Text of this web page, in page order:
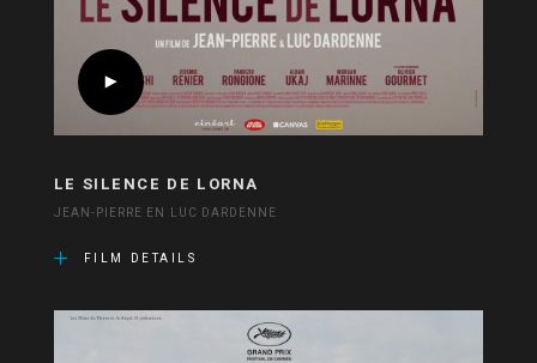
LE SILENCE DE LORNA
JEAN-PIERRE EN LUC DARDENNE
FILM DETAILS